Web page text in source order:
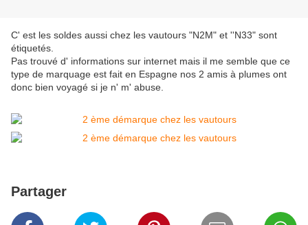
C' est les soldes aussi chez les vautours "N2M" et ''N33" sont
étiquetés.
Pas trouvé d' informations sur internet mais il me semble que ce
type de marquage est fait en Espagne nos 2 amis à plumes ont
donc bien voyagé si je n' m' abuse.
Partager